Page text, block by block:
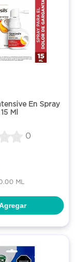
En Spray
Ml
0
ML